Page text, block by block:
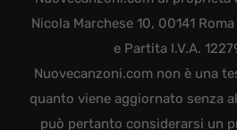
Nicola Marchese 10, 00141
e Partita I.V.A.
Nuovecanzoni.com non è una
quanto viene aggiornato senza
può pertanto considerarsi un